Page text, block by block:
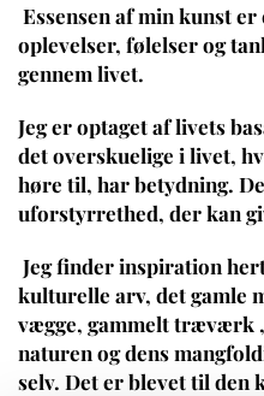
Essensen af min kunst
oplevelser, følelser og
gennem livet.
Jeg er optaget af livets
det overskuelige i livet,
høre til, har betydning.
uforstyrrethed, der kan
Jeg finder inspiration
kulturelle arv, det gamle
vægge, gammelt træværk
naturen og dens
selv. Det er blevet til den